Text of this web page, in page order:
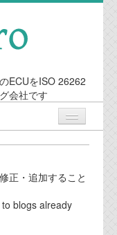
ECUをISO 26262
会社です
正・追加すること
blogs already